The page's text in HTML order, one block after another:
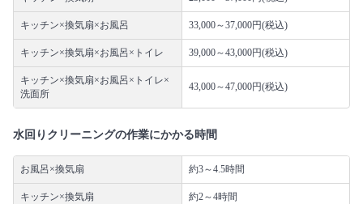
キッチン×換気扇×お風呂 33,000～37,000円(税込)
キッチン×換気扇×お風呂×トイレ 39,000～43,000円(税込)
キッチン×換気扇×お風呂×トイレ×
洗面所
43,000～47,000円(税込)
水回りクリーニングの作業にかかる時間
お風呂×換気扇 約3～4.5時間
キッチン×換気扇 約2～4時間